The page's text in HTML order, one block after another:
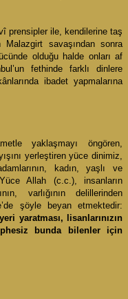
prensipler ile, kendilerine taş
Malazgirt savaşından sonra
olduğu halde onları af
fethinde farklı dinlere
ibadet yapmalarına
yaklaşmayı öngören,
yerleştiren yüce dinimiz,
kadın, yaşlı ve
Allah (c.c.), insanların
varlığının delillerinden
şöyle beyan etmektedir:
yaratması, lisanlarınızın
bunda bilenler için